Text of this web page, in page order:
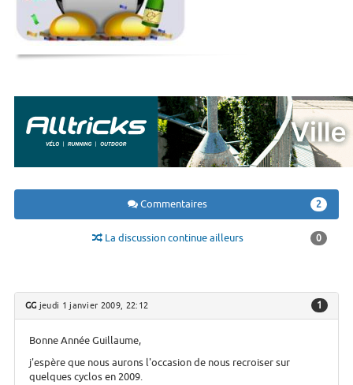
Commentaires 2
La discussion continue ailleurs 0
GGjeudi 1 janvier 2009, 22:12 1
Bonne Année Guillaume,
j'espère que nous aurons l'occasion de nous recroiser sur
quelques cyclos en 2009.